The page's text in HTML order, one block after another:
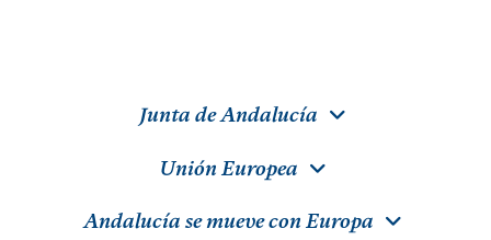
Junta de Andalucía
Unión Europea
Andalucía se mueve con Europa